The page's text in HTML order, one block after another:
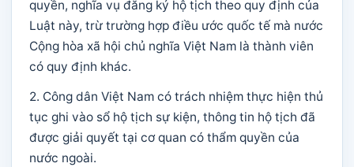
quyền, nghĩa vụ đăng ký hộ tịch theo quy định của
Luật này, trừ trường hợp điều ước quốc tế mà nước
Cộng hòa xã hội chủ nghĩa Việt Nam là thành viên
có quy định khác.
2. Công dân Việt Nam có trách nhiệm thực hiện thủ
tục ghi vào sổ hộ tịch sự kiện, thông tin hộ tịch đã
được giải quyết tại cơ quan có thẩm quyền của
nước ngoài.